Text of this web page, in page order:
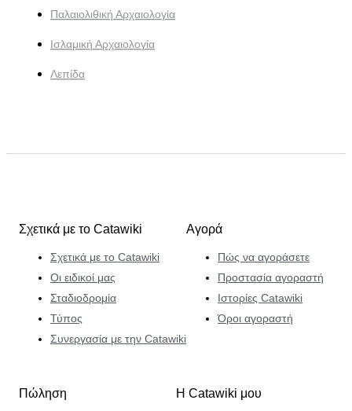
Παλαιολιθική Αρχαιολογία
Ισλαμική Αρχαιολογία
Λεπίδα
Σχετικά με το Catawiki
Σχετικά με το Catawiki
Οι ειδικοί μας
Σταδιοδρομία
Τύπος
Συνεργασία με την Catawiki
Αγορά
Πώς να αγοράσετε
Προστασία αγοραστή
Ιστορίες Catawiki
Όροι αγοραστή
Πώληση Η Catawiki μου